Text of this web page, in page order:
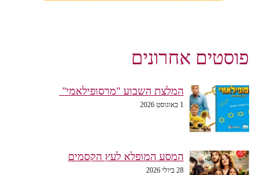
פוסטים אחרונים
המלצת השבוע "מרסופילאמי"
1 באוגוסט 2026
המסע המופלא לעץ הקסמים
28 ביולי 2026